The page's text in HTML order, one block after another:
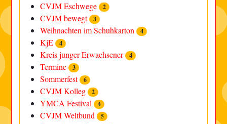
CVJM Eschwege 2
CVJM bewegt 3
Weihnachten im Schuhkarton 4
KjE 4
Kreis junger Erwachsener 4
Termine 3
Sommerfest 6
CVJM Kolleg 2
YMCA Festival 4
CVJM Weltbund 5